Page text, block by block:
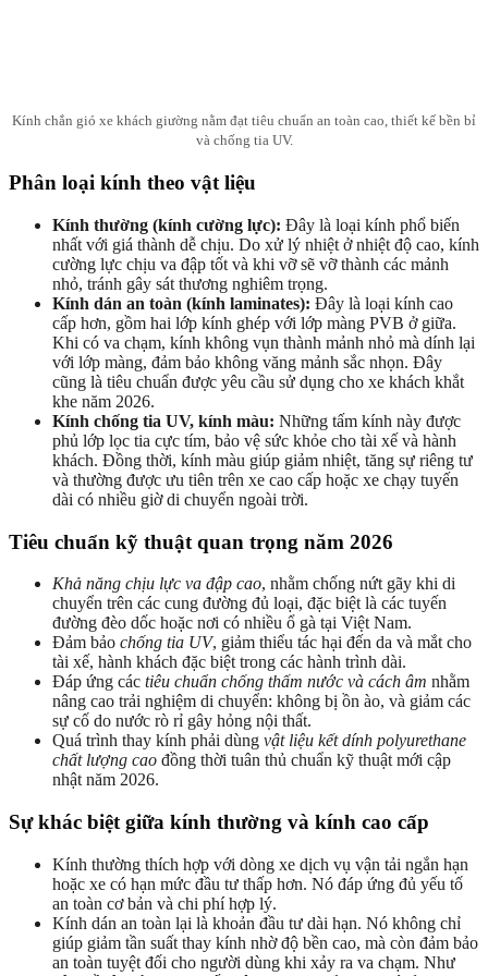
Kính chắn gió xe khách giường nằm đạt tiêu chuẩn an toàn cao, thiết kế bền bỉ
và chống tia UV.
Phân loại kính theo vật liệu
Kính thường (kính cường lực): Đây là loại kính phổ biến
nhất với giá thành dễ chịu. Do xử lý nhiệt ở nhiệt độ cao, kính
cường lực chịu va đập tốt và khi vỡ sẽ vỡ thành các mảnh
nhỏ, tránh gây sát thương nghiêm trọng.
Kính dán an toàn (kính laminates): Đây là loại kính cao
cấp hơn, gồm hai lớp kính ghép với lớp màng PVB ở giữa.
Khi có va chạm, kính không vụn thành mảnh nhỏ mà dính lại
với lớp màng, đảm bảo không văng mảnh sắc nhọn. Đây
cũng là tiêu chuẩn được yêu cầu sử dụng cho xe khách khắt
khe năm 2026.
Kính chống tia UV, kính màu: Những tấm kính này được
phủ lớp lọc tia cực tím, bảo vệ sức khỏe cho tài xế và hành
khách. Đồng thời, kính màu giúp giảm nhiệt, tăng sự riêng tư
và thường được ưu tiên trên xe cao cấp hoặc xe chạy tuyến
dài có nhiều giờ di chuyển ngoài trời.
Tiêu chuẩn kỹ thuật quan trọng năm 2026
Khả năng chịu lực va đập cao, nhằm chống nứt gãy khi di
chuyển trên các cung đường đủ loại, đặc biệt là các tuyến
đường đèo dốc hoặc nơi có nhiều ổ gà tại Việt Nam.
Đảm bảo chống tia UV, giảm thiểu tác hại đến da và mắt cho
tài xế, hành khách đặc biệt trong các hành trình dài.
Đáp ứng các tiêu chuẩn chống thấm nước và cách âm nhằm
nâng cao trải nghiệm di chuyển: không bị ồn ào, và giảm các
sự cố do nước rò rỉ gây hỏng nội thất.
Quá trình thay kính phải dùng vật liệu kết dính polyurethane
chất lượng cao đồng thời tuân thủ chuẩn kỹ thuật mới cập
nhật năm 2026.
Sự khác biệt giữa kính thường và kính cao cấp
Kính thường thích hợp với dòng xe dịch vụ vận tải ngắn hạn
hoặc xe có hạn mức đầu tư thấp hơn. Nó đáp ứng đủ yếu tố
an toàn cơ bản và chi phí hợp lý.
Kính dán an toàn lại là khoản đầu tư dài hạn. Nó không chỉ
giúp giảm tần suất thay kính nhờ độ bền cao, mà còn đảm bảo
an toàn tuyệt đối cho người dùng khi xảy ra va chạm. Như